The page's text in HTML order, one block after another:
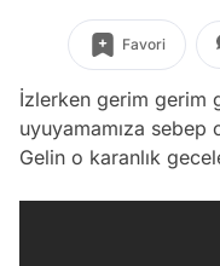
Favori
İzlerken gerim gerim
uyuyamamıza
Gelin o karanlık